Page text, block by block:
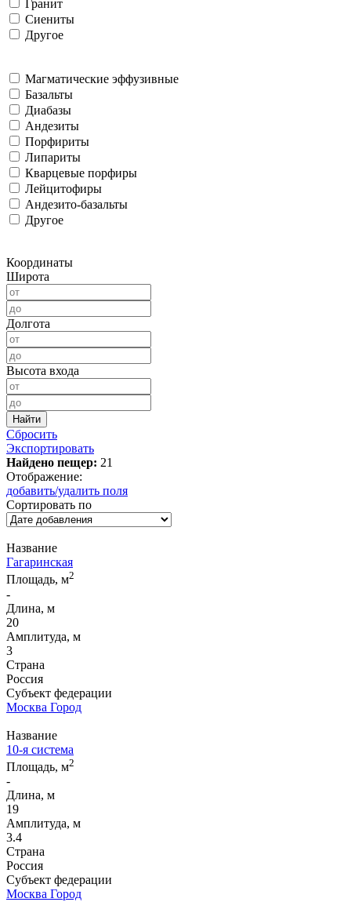
Гранит
Сиениты
Другое
Магматические эффузивные
Базальты
Диабазы
Андезиты
Порфириты
Липариты
Кварцевые порфиры
Лейцитофиры
Андезито-базальты
Другое
Координаты
Широта
Долгота
Высота входа
Сбросить
Экспортировать
Найдено пещер: 21
Отображение:
добавить/удалить поля
Сортировать по
Название
Гагаринская
Площадь, м2
-
Длина, м
20
Амплитуда, м
3
Страна
Россия
Субъект федерации
Москва Город
Название
10-я система
Площадь, м2
-
Длина, м
19
Амплитуда, м
3.4
Страна
Россия
Субъект федерации
Москва Город